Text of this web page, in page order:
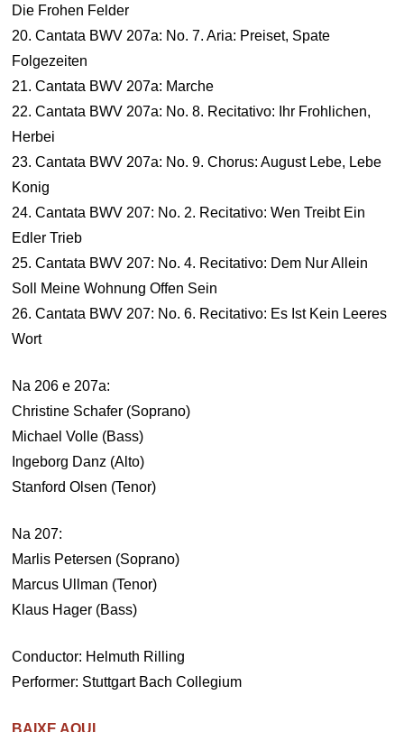
Die Frohen Felder
20. Cantata BWV 207a: No. 7. Aria: Preiset, Spate
Folgezeiten
21. Cantata BWV 207a: Marche
22. Cantata BWV 207a: No. 8. Recitativo: Ihr Frohlichen,
Herbei
23. Cantata BWV 207a: No. 9. Chorus: August Lebe, Lebe
Konig
24. Cantata BWV 207: No. 2. Recitativo: Wen Treibt Ein
Edler Trieb
25. Cantata BWV 207: No. 4. Recitativo: Dem Nur Allein
Soll Meine Wohnung Offen Sein
26. Cantata BWV 207: No. 6. Recitativo: Es Ist Kein Leeres
Wort
Na 206 e 207a:
Christine Schafer (Soprano)
Michael Volle (Bass)
Ingeborg Danz (Alto)
Stanford Olsen (Tenor)
Na 207:
Marlis Petersen (Soprano)
Marcus Ullman (Tenor)
Klaus Hager (Bass)
Conductor: Helmuth Rilling
Performer: Stuttgart Bach Collegium
BAIXE AQUI